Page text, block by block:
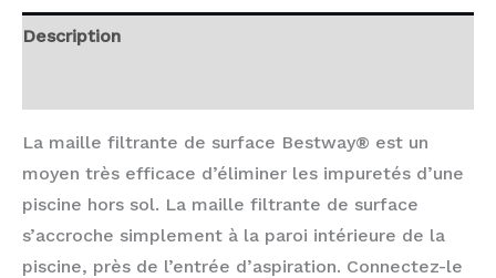
Description
La maille filtrante de surface Bestway® est un
moyen très efficace d’éliminer les impuretés d’une
piscine hors sol. La maille filtrante de surface
s’accroche simplement à la paroi intérieure de la
piscine, près de l’entrée d’aspiration. Connectez-le